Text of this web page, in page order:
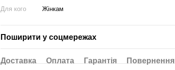
Для кого
Жінкам
Поширити у соцмережах
Доставка Оплата Гарантія
Повернення